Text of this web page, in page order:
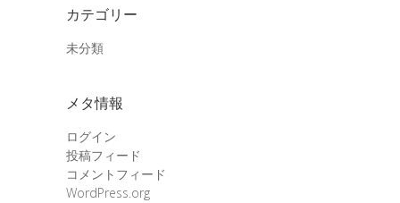
カテゴリー
未分類
メタ情報
ログイン
投稿フィード
コメントフィード
WordPress.org